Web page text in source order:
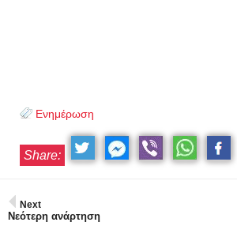
Ενημέρωση
Share:
Next
Νεότερη ανάρτηση